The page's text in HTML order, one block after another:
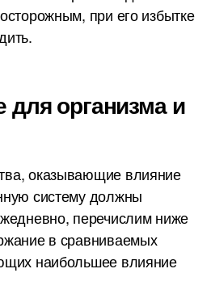
при его избытке
для организма и
оказывающие влияние
систему должны
перечислим ниже
в сравниваемых
наибольшее влияние